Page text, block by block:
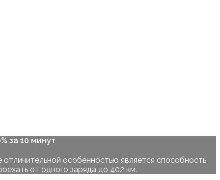
за 10 минут
особенностью является способность
от одного заряда до 402 км.